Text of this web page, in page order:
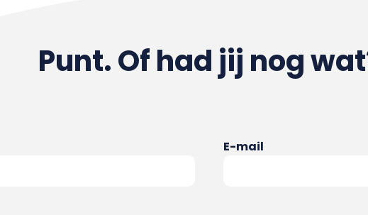
Punt. Of had jij nog
E-mail